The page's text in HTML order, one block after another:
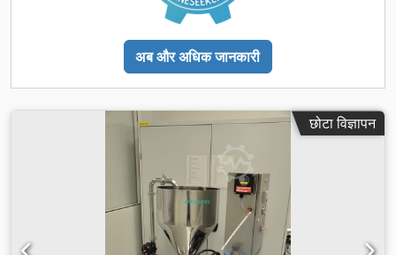
अब और अधिक जानकारी
छोटा विज्ञापन